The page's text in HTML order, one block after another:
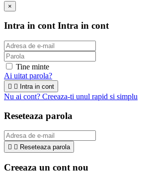
×
Intra in contIntra in cont
Tine minte
Ai uitat parola?
  Intra in cont
Nu ai cont? Creeaza-ti unul rapid si simplu
Reseteaza parola
  Reseteaza parola
Creeaza un cont nou